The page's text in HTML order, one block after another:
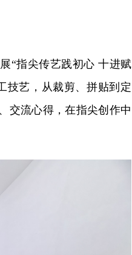
“指尖传艺践初心 十进赋
技艺，从裁剪、拼贴到定
交流心得，在指尖创作中